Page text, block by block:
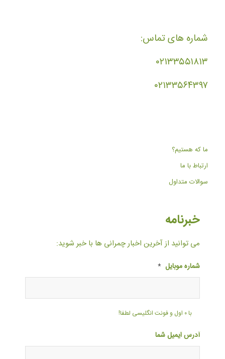
شماره های تماس:
۰۲۱۳۳۵۵۱۸۱۳
۰۲۱۳۳۵۶۴۳۹۷
ما که هستیم؟
ارتباط با ما
سوالات متداول
خبرنامه
می توانید از آخرین اخبار چمرانی ها با خبر شوید:
شماره موبایل *
با ۰ اول و فونت انگلیسی لطفا!
آدرس ایمیل شما